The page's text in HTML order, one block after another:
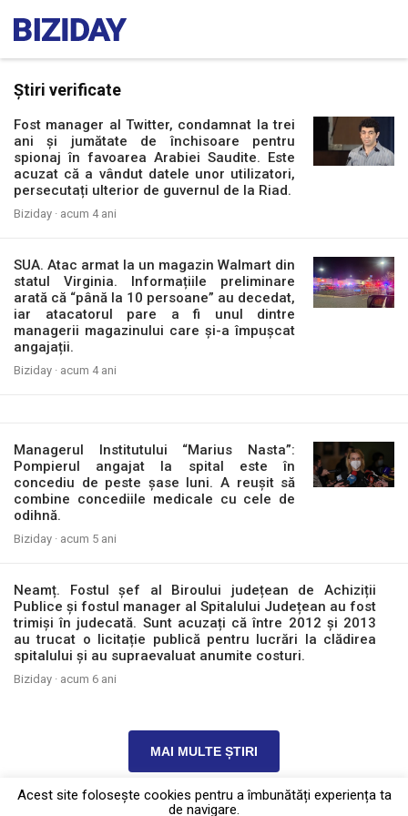
Știri verificate
Fost manager al Twitter, condamnat la trei
ani și jumătate de închisoare pentru
spionaj în favoarea Arabiei Saudite. Este
acuzat că a vândut datele unor utilizatori,
persecutați ulterior de guvernul de la Riad.
Biziday · acum 4 ani
SUA. Atac armat la un magazin Walmart din
statul Virginia. Informațiile preliminare
arată că “până la 10 persoane” au decedat,
iar atacatorul pare a fi unul dintre
managerii magazinului care și-a împușcat
angajații.
Biziday · acum 4 ani
Managerul Institutului “Marius Nasta”:
Pompierul angajat la spital este în
concediu de peste șase luni. A reușit să
combine concediile medicale cu cele de
odihnă.
Biziday · acum 5 ani
Neamț. Fostul șef al Biroului județean de Achiziții
Publice și fostul manager al Spitalului Județean au fost
trimiși în judecată. Sunt acuzați că între 2012 și 2013
au trucat o licitație publică pentru lucrări la clădirea
spitalului și au supraevaluat anumite costuri.
Biziday · acum 6 ani
MAI MULTE ȘTIRI
Acest site foloseşte cookies pentru a îmbunătăți experiența ta
de navigare.